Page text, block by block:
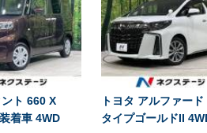
ト 660 X
着車 4WD
トヨタ アルファー
タイプゴールドII